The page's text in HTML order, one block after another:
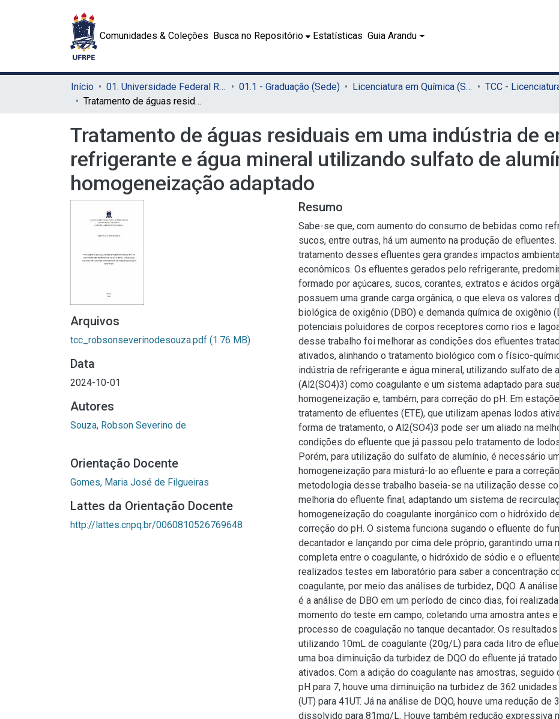
Comunidades & Coleções Busca no Repositório Estatísticas Guia Arandu
Início 01. Universidade Federal Rural de Pernambuco - UFRPE (Sede) 01.1 - Graduação (Sede) Licenciatura em Química (Sede)
Tratamento de águas residuais em uma indústria de envase de refrigerante e água mineral utilizando sulfato de alumínio com sistema de homogeneização adaptado
Tratamento de águas residuais em uma indústria de
refrigerante e água mineral utilizando sulfato de
homogeneização adaptado
Arquivos
tcc_robsonseverinodesouza.pdf (1.76 MB)
Data
2024-10-01
Autores
Souza, Robson Severino de
Orientação Docente
Gomes, Maria José de Filgueiras
Lattes da Orientação Docente
http://lattes.cnpq.br/0060810526769648
Resumo
Sabe-se que, com aumento do consumo de bebidas como
sucos, entre outras, há um aumento na produção de
tratamento desses efluentes gera grandes impactos
econômicos. Os efluentes gerados pelo refrigerante,
formado por açúcares, sucos, corantes, extratos e ácidos
possuem uma grande carga orgânica, o que eleva os valores
biológica de oxigênio (DBO) e demanda química de oxigênio
potenciais poluidores de corpos receptores como rios e
desse trabalho foi melhorar as condições dos efluentes
ativados, alinhando o tratamento biológico com o físico-
indústria de refrigerante e água mineral, utilizando sulfato de
(Al2(SO4)3) como coagulante e um sistema adaptado para
homogeneização e, também, para correção do pH. Em
tratamento de efluentes (ETE), que utilizam apenas lodos
forma de tratamento, o Al2(SO4)3 pode ser um aliado na
condições do efluente que já passou pelo tratamento de
Porém, para utilização do sulfato de alumínio, é necessário
homogeneização para misturá-lo ao efluente e para a
metodologia desse trabalho baseia-se na utilização desse
melhoria do efluente final, adaptando um sistema de
homogeneização do coagulante inorgânico com o hidróxido
correção do pH. O sistema funciona sugando o efluente do
decantador e lançando por cima dele próprio, garantindo uma
completa entre o coagulante, o hidróxido de sódio e o
realizados testes em laboratório para saber a concentração
coagulante, por meio das análises de turbidez, DQO. A
é a análise de DBO em um período de cinco dias, foi
momento do teste em campo, coletando uma amostra antes
processo de coagulação no tanque decantador. Os
utilizando 10mL de coagulante (20g/L) para cada litro de
uma boa diminuição da turbidez de DQO do efluente já
ativados. Com a adição do coagulante nas amostras, seguido
pH para 7, houve uma diminuição na turbidez de 362
(UT) para 41UT. Já na análise de DQO, houve uma redução de
dissolvido para 81mg/L. Houve também redução expressiva